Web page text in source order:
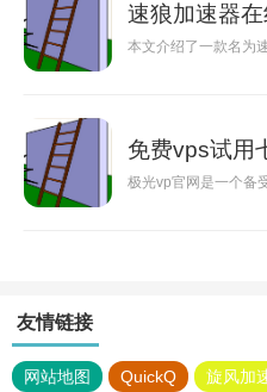
速狼加速器
本文介绍了一款名为
免费vps试用
极光vp官网是一个备
友情链接
网站地图 QuickQ 旋风加